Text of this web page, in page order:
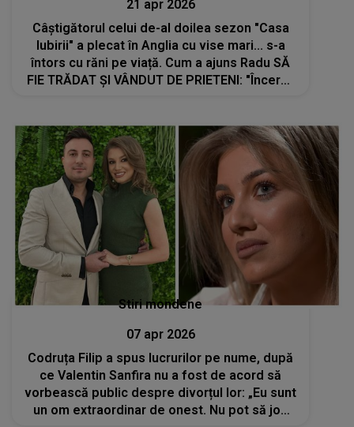
21 apr 2026
Câștigătorul celui de-al doilea sezon "Casa
Iubirii" a plecat în Anglia cu vise mari... s-a
întors cu răni pe viață. Cum a ajuns Radu SĂ
FIE TRĂDAT ȘI VÂNDUT DE PRIETENI: "Încerca
Stiri mondene
07 apr 2026
Codruța Filip a spus lucrurilor pe nume, după
ce Valentin Sanfira nu a fost de acord să
vorbească public despre divorțul lor: „Eu sunt
un om extraordinar de onest. Nu pot să joc